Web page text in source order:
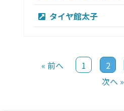
タイヤ館太子
« 前へ 1 2
次へ »